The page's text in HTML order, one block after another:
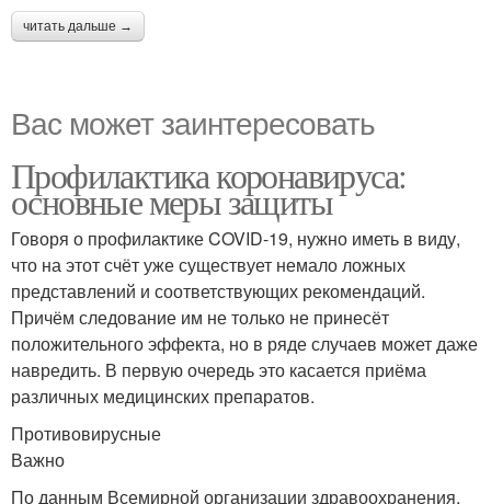
читать дальше →
Вас может заинтересовать
Профилактика коронавируса:
основные меры защиты
Говоря о профилактике COVID-19, нужно иметь в виду,
что на этот счёт уже существует немало ложных
представлений и соответствующих рекомендаций.
Причём следование им не только не принесёт
положительного эффекта, но в ряде случаев может даже
навредить. В первую очередь это касается приёма
различных медицинских препаратов.
Противовирусные
Важно
По данным Всемирной организации здравоохранения,